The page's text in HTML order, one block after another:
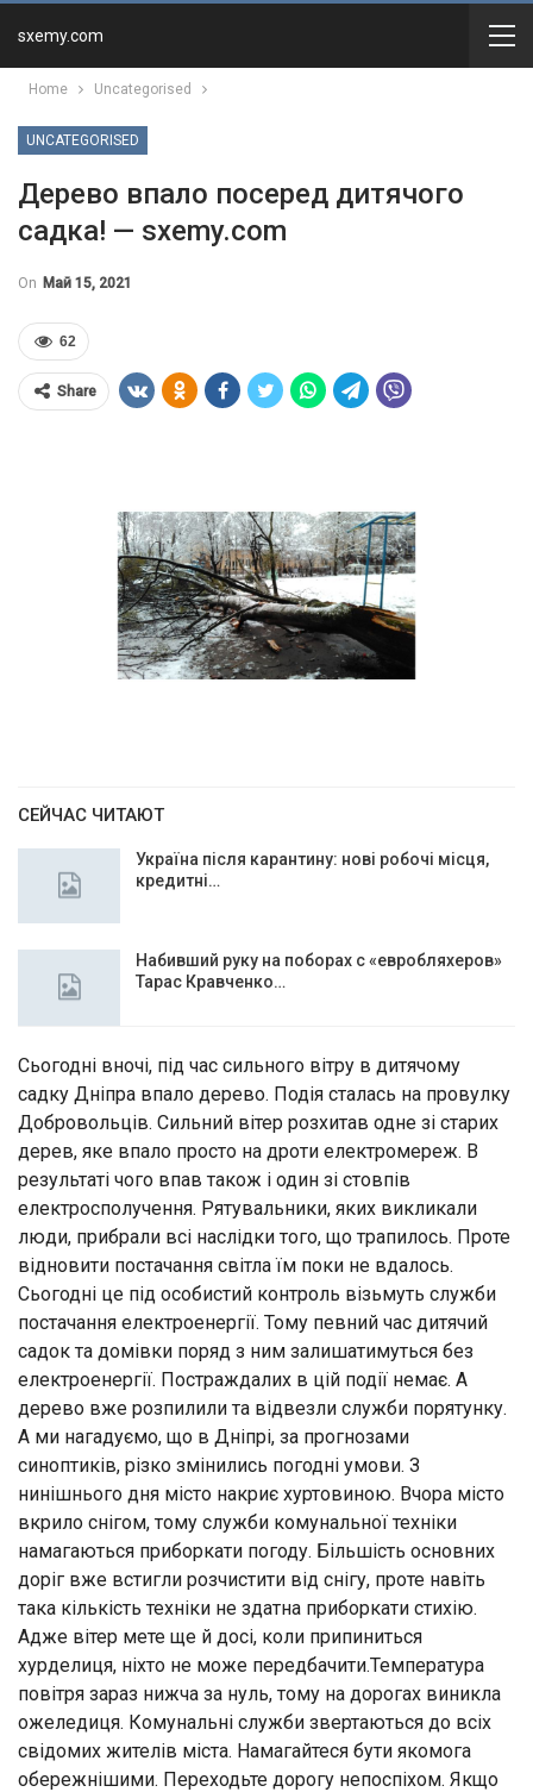
sxemy.com
Home Uncategorised
UNCATEGORISED
Дерево впало посеред дитячого
садка! — sxemy.com
On Май 15, 2021
62
Share
СЕЙЧАС ЧИТАЮТ
Україна після карантину: нові робочі місця,
кредитні…
Набивший руку на поборах с «евробляхеров»
Тарас Кравченко…
Сьогодні вночі, під час сильного вітру в дитячому
садку Дніпра впало дерево. Подія сталась на провулку
Добровольців. Сильний вітер розхитав одне зі старих
дерев, яке впало просто на дроти електромереж. В
результаті чого впав також і один зі стовпів
електросполучення. Рятувальники, яких викликали
люди, прибрали всі наслідки того, що трапилось. Проте
відновити постачання світла їм поки не вдалось.
Сьогодні це під особистий контроль візьмуть служби
постачання електроенергії. Тому певний час дитячий
садок та домівки поряд з ним залишатимуться без
електроенергії. Постраждалих в цій події немає. А
дерево вже розпилили та відвезли служби порятунку.
А ми нагадуємо, що в Дніпрі, за прогнозами
синоптиків, різко змінились погодні умови. З
нинішнього дня місто накриє хуртовиною. Вчора місто
вкрило снігом, тому служби комунальної техніки
намагаються приборкати погоду. Більшість основних
доріг вже встигли розчистити від снігу, проте навіть
така кількість техніки не здатна приборкати стихію.
Адже вітер мете ще й досі, коли припиниться
хурделиця, ніхто не може передбачити.Температура
повітря зараз нижча за нуль, тому на дорогах виникла
ожеледиця. Комунальні служби звертаються до всіх
свідомих жителів міста. Намагайтеся бути якомога
обережнішими. Переходьте дорогу непоспіхом. Якщо